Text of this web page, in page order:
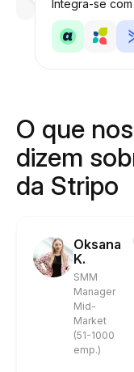
Integra-se com
O que
dizem
da Stripo
Oksana
K.
SMM
Manager
Mid-
Market
(51-1000
emp.)